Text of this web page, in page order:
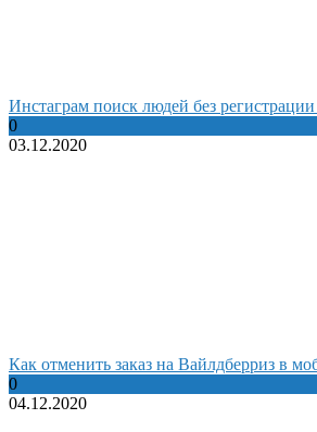
Инстаграм поиск людей без
0
03.12.2020
Как отменить заказ на Вайлдберриз в
0
04.12.2020